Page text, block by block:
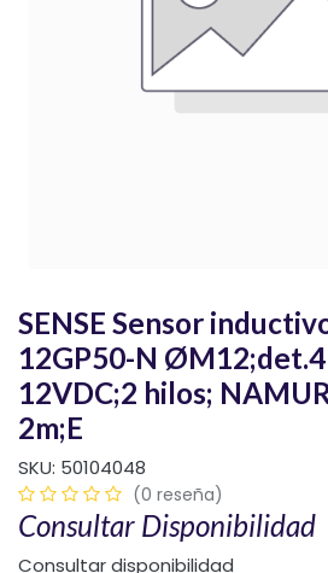
SENSE Sensor
12GP50-N
12VDC;2 hilos;
2m;E
SKU: 50104048
(0 reseña)
Consultar Disponibilidad
Consultar disponibilidad